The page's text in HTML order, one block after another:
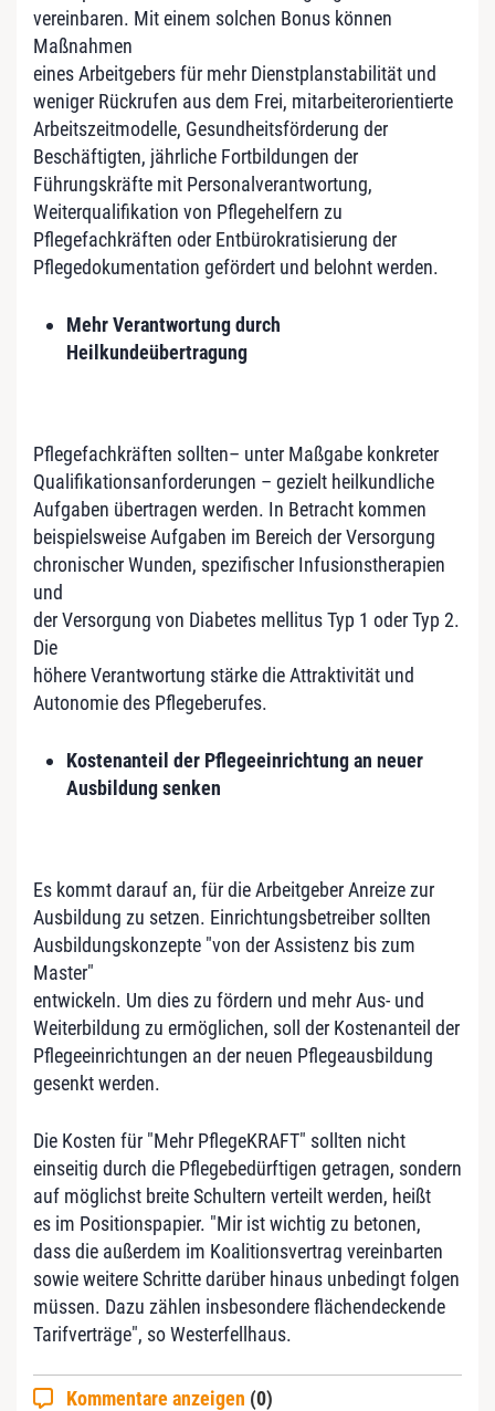
vereinbaren. Mit einem solchen Bonus können
Maßnahmen
eines Arbeitgebers für mehr Dienstplanstabilität und
weniger Rückrufen aus dem Frei, mitarbeiterorientierte
Arbeitszeitmodelle, Gesundheitsförderung der
Beschäftigten, jährliche Fortbildungen der
Führungskräfte mit Personalverantwortung,
Weiterqualifikation von Pflegehelfern zu
Pflegefachkräften oder Entbürokratisierung der
Pflegedokumentation gefördert und belohnt werden.
Mehr Verantwortung durch
Heilkundeübertragung
Pflegefachkräften sollten– unter Maßgabe konkreter
Qualifikationsanforderungen – gezielt heilkundliche
Aufgaben übertragen werden. In Betracht kommen
beispielsweise Aufgaben im Bereich der Versorgung
chronischer Wunden, spezifischer Infusionstherapien
und
der Versorgung von Diabetes mellitus Typ 1 oder Typ 2.
Die
höhere Verantwortung stärke die Attraktivität und
Autonomie des Pflegeberufes.
Kostenanteil der Pflegeeinrichtung an neuer
Ausbildung senken
Es kommt darauf an, für die Arbeitgeber Anreize zur
Ausbildung zu setzen. Einrichtungsbetreiber sollten
Ausbildungskonzepte "von der Assistenz bis zum
Master"
entwickeln. Um dies zu fördern und mehr Aus- und
Weiterbildung zu ermöglichen, soll der Kostenanteil der
Pflegeeinrichtungen an der neuen Pflegeausbildung
gesenkt werden.
Die Kosten für "Mehr PflegeKRAFT" sollten nicht
einseitig durch die Pflegebedürftigen getragen, sondern
auf möglichst breite Schultern verteilt werden, heißt
es im Positionspapier. "Mir ist wichtig zu betonen,
dass die außerdem im Koalitionsvertrag vereinbarten
sowie weitere Schritte darüber hinaus unbedingt folgen
müssen. Dazu zählen insbesondere flächendeckende
Tarifverträge", so Westerfellhaus.
Kommentare anzeigen (0)